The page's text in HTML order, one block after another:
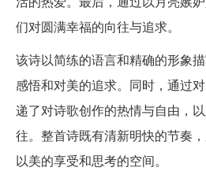
们对圆满幸福的向往与追求。
该诗以简练的语言和精确的形象
感悟和对美的追求。同时，通过
递了对诗歌创作的热情与自由，
往。整首诗既有清新明快的节奏
以美的享受和思考的空间。